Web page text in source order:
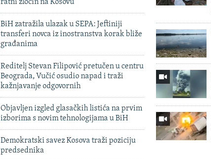
ratni zločin na Kosovu
BiH zatražila ulazak u SEPA: Jeftiniji
transferi novca iz inostranstva korak bliže
građanima
Reditelj Stevan Filipović pretučen u centru
Beograda, Vučić osudio napad i traži
kažnjavanje odgovornih
Objavljen izgled glasačkih listića na prvim
izborima s novim tehnologijama u BiH
Demokratski savez Kosova traži poziciju
predsednika